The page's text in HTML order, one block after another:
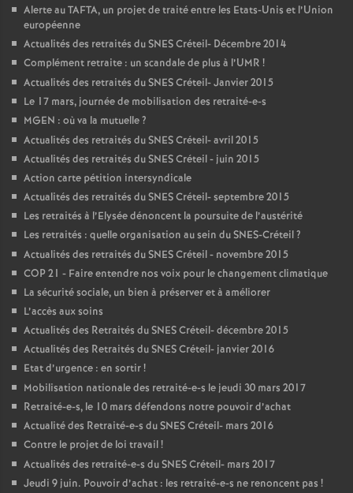
Alerte auTAFTA, un projet de traité entre les Etats-Unis et l’Union
européenne
Actualités des retraités duSNESCréteil- Décembre 2014
Complément retraite : un scandale de plus à l’UMR !
Actualités des retraités duSNESCréteil- Janvier 2015
Le 17 mars, journée de mobilisation des retraité-e-s
MGEN : où va la mutuelle?
Actualités des retraités duSNESCréteil- avril 2015
Actualités des retraités duSNESCréteil - juin 2015
Action carte pétition intersyndicale
Actualités des retraités duSNESCréteil- septembre 2015
Les retraités à l’Elysée dénoncent la poursuite de l’austérité
Les retraités : quelle organisation au sein duSNES-Créteil?
Actualités des retraités duSNESCréteil - novembre 2015
COP21 - Faire entendre nos voix pour le changement climatique
La sécurité sociale, un bien à préserver et à améliorer
L’accès aux soins
Actualités des Retraités duSNESCréteil- décembre 2015
Actualités des Retraités duSNESCréteil- janvier 2016
Etat d’urgence : en sortir!
Mobilisation nationale des retraité-e-s le jeudi 30 mars 2017
Retraité-e-s, le 10 mars défendons notre pouvoir d’achat
Actualité des Retraité-e-s duSNESCréteil- mars 2016
Contre le projet de loi travail!
Actualités des retraité-e-s duSNESCréteil- mars 2017
Jeudi 9 juin. Pouvoir d’achat : les retraité-e-s ne renoncent pas !